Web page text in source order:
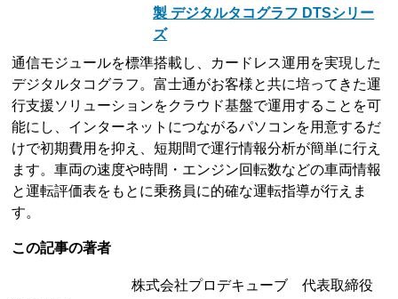
製 デジタルタコグラフ DTSシリー
ズ
通信モジュールを標準搭載し、カードレス運用を実現した
デジタルタコグラフ。富士通がお客様と共に培ってきた運
行支援ソリューションをクラウド基盤で運用することを可
能にし、インターネットにつながるパソコンを用意するだ
けで初期費用を抑え、短期間で運行情報分析が簡単に行え
ます。車両の速度や時間・エンジン回転数などの車両情報
と運転評価表をもとに乗務員に的確な運転指導が行えま
す。
この記事の著者
株式会社プロデキューブ 代表取締役